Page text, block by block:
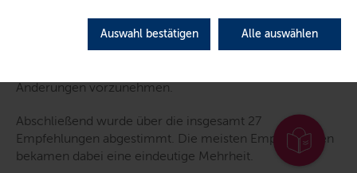
Auswahl bestätigen Alle auswählen
Am 08. und 09. Juni ging es in die letzte
Überarbeitungsrunde für die Empfehlungen des
Bürgerforums. Ziel war es, die Empfehlungsentwürfe aus
Änderungen vorzunehmen.
Abschließend wurde über die insgesamt 27
Empfehlungen abgestimmt. Die meisten Empfehlungen
bekamen dabei eine eindeutige Mehrheit.